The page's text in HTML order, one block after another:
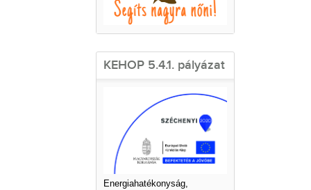
KEHOP 5.4.1. pályázat
Energiahatékonyság,